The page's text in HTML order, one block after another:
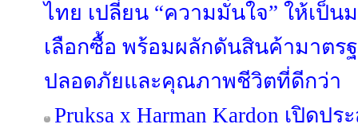
ไทย เปลี่ยน “ความมั่นใจ” ให้เป็น
เลือกซื้อ พร้อมผลักดันสินค้ามาตร
ปลอดภัยและคุณภาพชีวิตที่ดีกว่า
Pruksa x Harman Kardon เปิด